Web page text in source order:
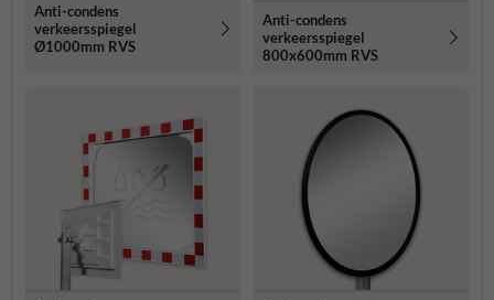
Anti-condens
verkeersspiegel
Ø1000mm RVS
Anti-condens
verkeersspiegel
800x600mm RVS